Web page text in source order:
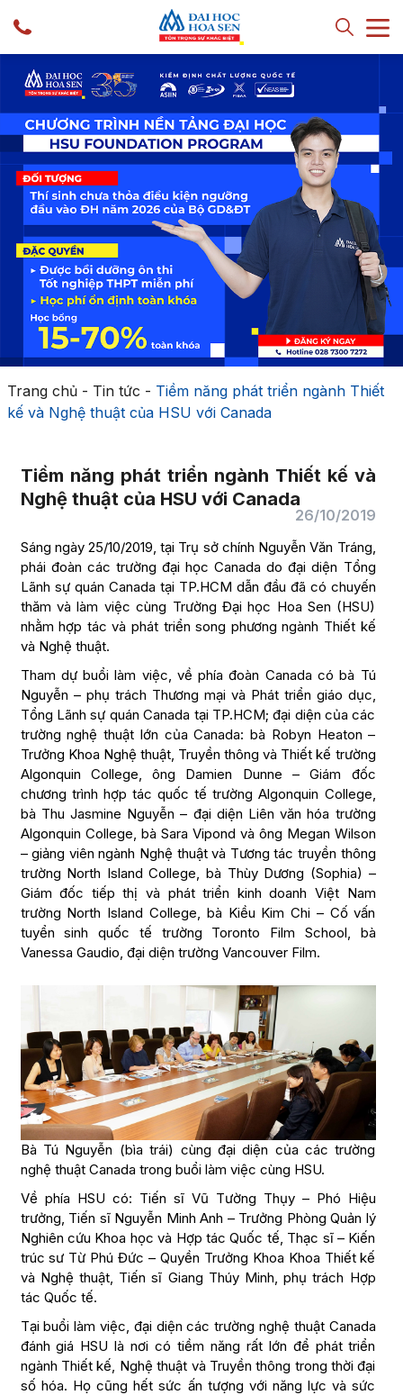
Trang chủ- Tin tức - Tiềm năng phát triển ngành Thiết
kế và Nghệ thuật của HSU với Canada
Tiềm năng phát triển ngành Thiết kế và
Nghệ thuật của HSU với Canada
26/10/2019
Sáng ngày 25/10/2019, tại Trụ sở chính Nguyễn Văn Tráng,
phái đoàn các trường đại học Canada do đại diện Tổng
Lãnh sự quán Canada tại TP.HCM dẫn đầu đã có chuyến
thăm và làm việc cùng Trường Đại học Hoa Sen (HSU)
nhằm hợp tác và phát triển song phương ngành Thiết kế
và Nghệ thuật.
Tham dự buổi làm việc, về phía đoàn Canada có bà Tú
Nguyễn – phụ trách Thương mại và Phát triển giáo dục,
Tổng Lãnh sự quán Canada tại TP.HCM; đại diện của các
trường nghệ thuật lớn của Canada: bà Robyn Heaton –
Trưởng Khoa Nghệ thuật, Truyền thông và Thiết kế trường
Algonquin College, ông Damien Dunne – Giám đốc
chương trình hợp tác quốc tế trường Algonquin College,
bà Thu Jasmine Nguyễn – đại diện Liên văn hóa trường
Algonquin College, bà Sara Vipond và ông Megan Wilson
– giảng viên ngành Nghệ thuật và Tương tác truyền thông
trường North Island College, bà Thùy Dương (Sophia) –
Giám đốc tiếp thị và phát triển kinh doanh Việt Nam
trường North Island College, bà Kiều Kim Chi – Cố vấn
tuyển sinh quốc tế trường Toronto Film School, bà
Vanessa Gaudio, đại diện trường Vancouver Film.
Bà Tú Nguyễn (bìa trái) cùng đại diện của các trường
nghệ thuật Canada trong buổi làm việc cùng HSU.
Về phía HSU có: Tiến sĩ Vũ Tường Thụy – Phó Hiệu
trưởng, Tiến sĩ Nguyễn Minh Anh – Trưởng Phòng Quản lý
Nghiên cứu Khoa học và Hợp tác Quốc tế, Thạc sĩ – Kiến
trúc sư Từ Phú Đức – Quyền Trưởng Khoa Khoa Thiết kế
và Nghệ thuật, Tiến sĩ Giang Thúy Minh, phụ trách Hợp
tác Quốc tế.
Tại buổi làm việc, đại diện các trường nghệ thuật Canada
đánh giá HSU là nơi có tiềm năng rất lớn để phát triển
ngành Thiết kế, Nghệ thuật và Truyền thông trong thời đại
số hóa. Họ cũng hết sức ấn tượng với năng lực và sức